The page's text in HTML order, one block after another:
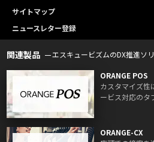
サイトマップ
ニュースレター登録
関連製品 エスキュービズムのDX推進ソ
ORANGE POS
カスタマイズ性
ービス対応のタ
ORANGE-CX